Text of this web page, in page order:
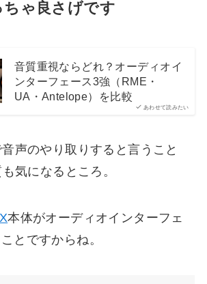
ゃ良さげです
あわせて読みたい
音質重視ならどれ？オーディオイ
ンターフェース3強（RME・
UA・Antelope）を比較
声のやり取りすると言うこと
気になるところ。
本体がオーディオインターフェ
とですからね。